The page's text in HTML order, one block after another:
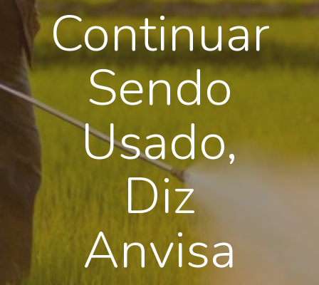
Continuar
Sendo
Usado,
Diz
Anvisa